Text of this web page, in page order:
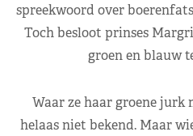
spreekwoord over
Toch besloot prinses
groen en blauw
Waar ze haar groene jurk
helaas niet bekend. Maar